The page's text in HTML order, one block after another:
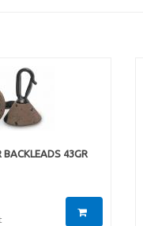
BACKLEADS 43GR